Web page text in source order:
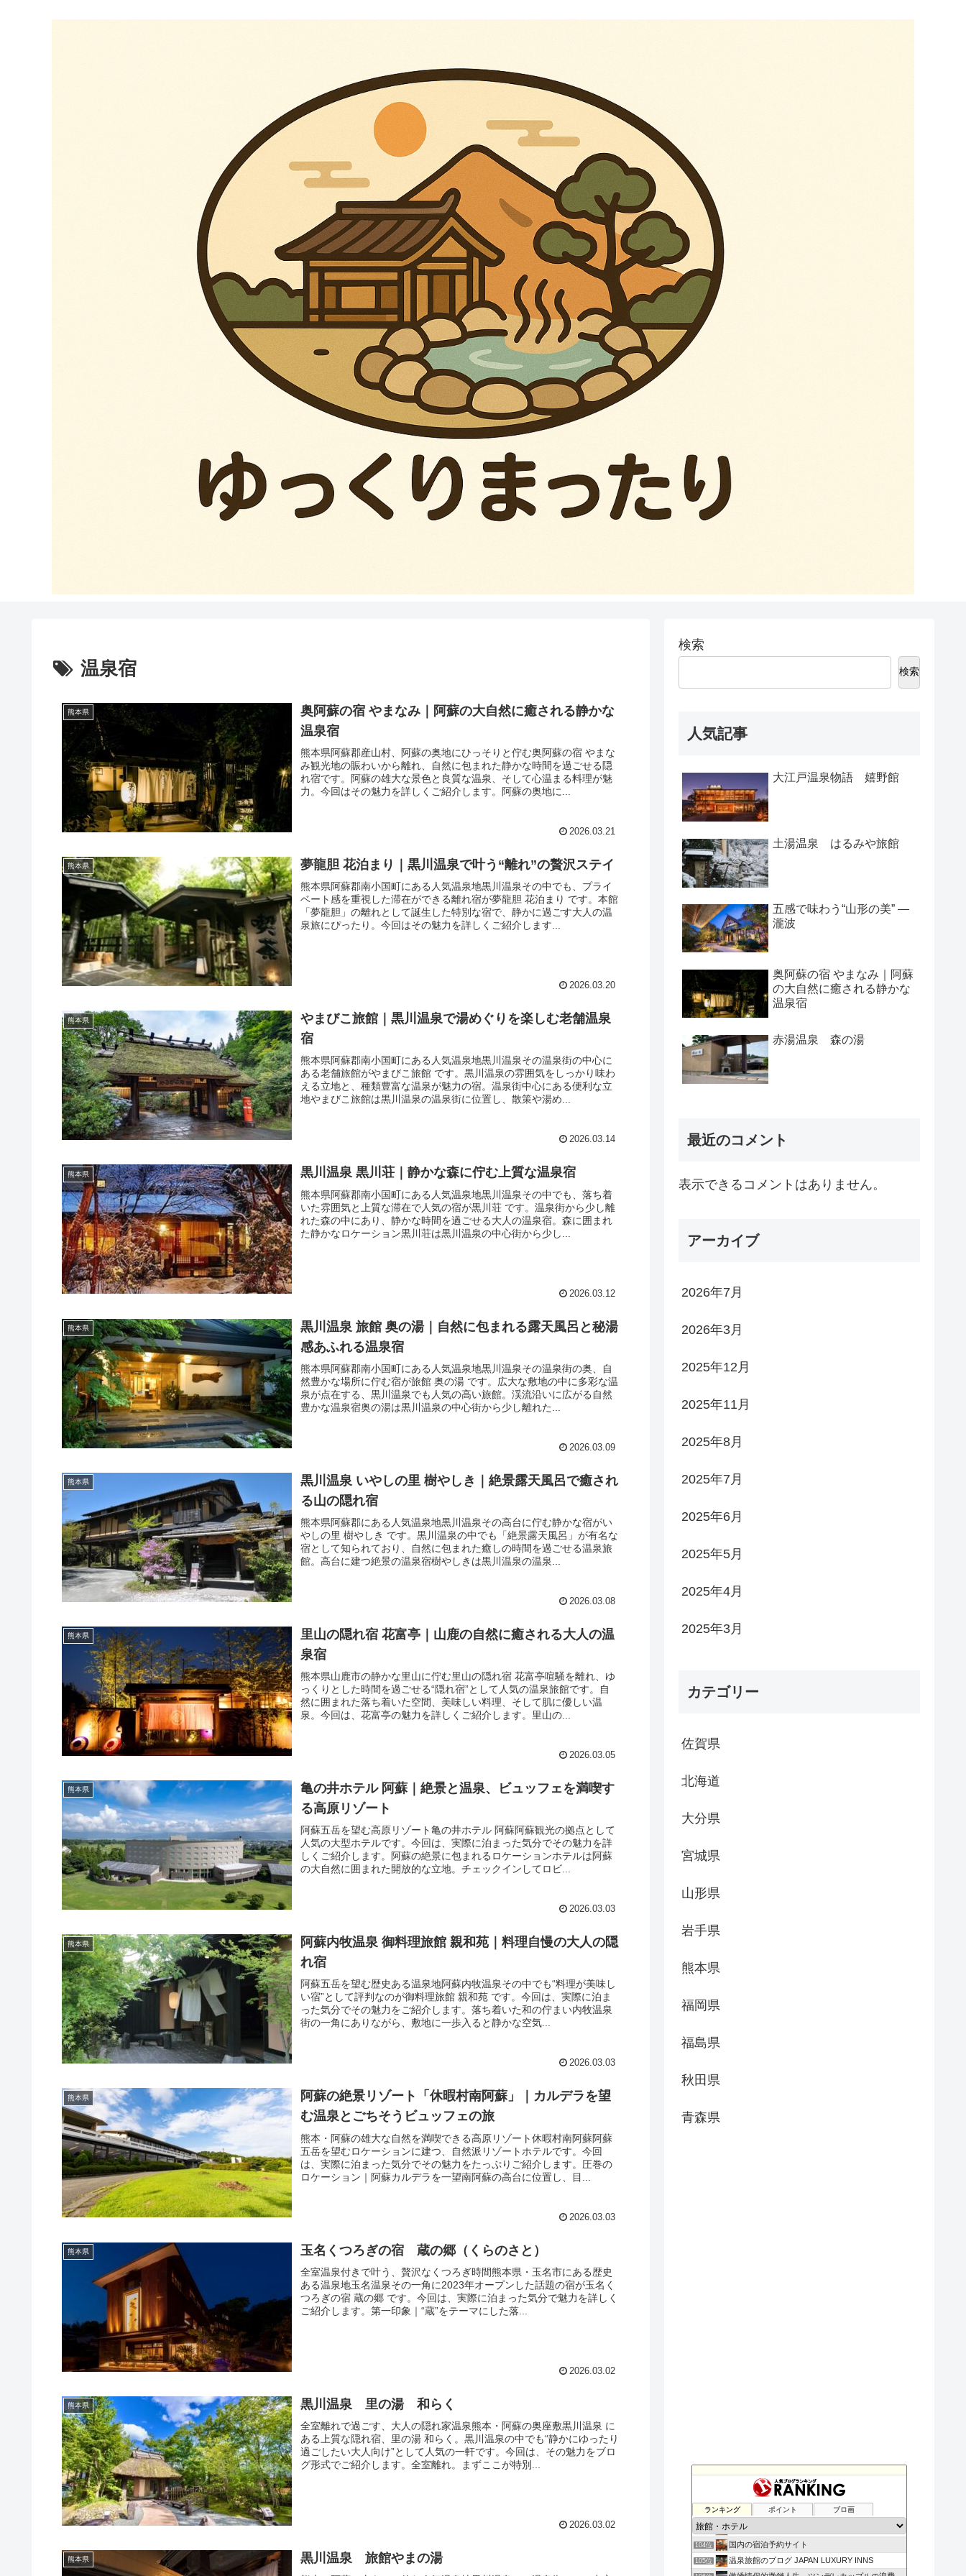
温泉宿
熊本県
奥阿蘇の宿 やまなみ｜阿蘇の大自然に癒される静かな
温泉宿
熊本県阿蘇郡産山村、阿蘇の奥地にひっそりと佇む奥阿蘇の宿 やまな
み観光地の賑わいから離れ、自然に包まれた静かな時間を過ごせる隠
れ宿です。阿蘇の雄大な景色と良質な温泉、そして心温まる料理が魅
力。今回はその魅力を詳しくご紹介します。阿蘇の奥地に...
2026.03.21
熊本県 夢龍胆 花泊まり｜黒川温泉で叶う“離れ”の贅沢ステイ
熊本県阿蘇郡南小国町にある人気温泉地黒川温泉その中でも、プライ
ベート感を重視した滞在ができる離れ宿が夢龍胆 花泊まり です。本館
「夢龍胆」の離れとして誕生した特別な宿で、静かに過ごす大人の温
泉旅にぴったり。今回はその魅力を詳しくご紹介します...
2026.03.20
熊本県
やまびこ旅館｜黒川温泉で湯めぐりを楽しむ老舗温泉
宿
熊本県阿蘇郡南小国町にある人気温泉地黒川温泉その温泉街の中心に
ある老舗旅館がやまびこ旅館 です。黒川温泉の雰囲気をしっかり味わ
える立地と、種類豊富な温泉が魅力の宿。温泉街中心にある便利な立
地やまびこ旅館は黒川温泉の温泉街に位置し、散策や湯め...
2026.03.14
熊本県 黒川温泉 黒川荘｜静かな森に佇む上質な温泉宿
熊本県阿蘇郡南小国町にある人気温泉地黒川温泉その中でも、落ち着
いた雰囲気と上質な滞在で人気の宿が黒川荘 です。温泉街から少し離
れた森の中にあり、静かな時間を過ごせる大人の温泉宿。森に囲まれ
た静かなロケーション黒川荘は黒川温泉の中心街から少し...
2026.03.12
熊本県
黒川温泉 旅館 奥の湯｜自然に包まれる露天風呂と秘湯
感あふれる温泉宿
熊本県阿蘇郡南小国町にある人気温泉地黒川温泉その温泉街の奥、自
然豊かな場所に佇む宿が旅館 奥の湯 です。広大な敷地の中に多彩な温
泉が点在する、黒川温泉でも人気の高い旅館。渓流沿いに広がる自然
豊かな温泉宿奥の湯は黒川温泉の中心街から少し離れた...
2026.03.09
熊本県
黒川温泉 いやしの里 樹やしき｜絶景露天風呂で癒され
る山の隠れ宿
熊本県阿蘇郡にある人気温泉地黒川温泉その高台に佇む静かな宿がい
やしの里 樹やしき です。黒川温泉の中でも「絶景露天風呂」が有名な
宿として知られており、自然に包まれた癒しの時間を過ごせる温泉旅
館。高台に建つ絶景の温泉宿樹やしきは黒川温泉の温泉...
2026.03.08
熊本県
里山の隠れ宿 花富亭｜山鹿の自然に癒される大人の温
泉宿
熊本県山鹿市の静かな里山に佇む里山の隠れ宿 花富亭喧騒を離れ、ゆ
っくりとした時間を過ごせる“隠れ宿”として人気の温泉旅館です。自
然に囲まれた落ち着いた空間、美味しい料理、そして肌に優しい温
泉。今回は、花富亭の魅力を詳しくご紹介します。里山の...
2026.03.05
熊本県
亀の井ホテル 阿蘇｜絶景と温泉、ビュッフェを満喫す
る高原リゾート
阿蘇五岳を望む高原リゾート亀の井ホテル 阿蘇阿蘇観光の拠点として
人気の大型ホテルです。今回は、実際に泊まった気分でその魅力を詳
しくご紹介します。阿蘇の絶景に包まれるロケーションホテルは阿蘇
の大自然に囲まれた開放的な立地。チェックインしてロビ...
2026.03.03
熊本県
阿蘇内牧温泉 御料理旅館 親和苑｜料理自慢の大人の隠
れ宿
阿蘇五岳を望む歴史ある温泉地阿蘇内牧温泉その中でも“料理が美味し
い宿”として評判なのが御料理旅館 親和苑 です。今回は、実際に泊ま
った気分でその魅力をご紹介します。落ち着いた和の佇まい内牧温泉
街の一角にありながら、敷地に一歩入ると静かな空気...
2026.03.03
熊本県
阿蘇の絶景リゾート「休暇村南阿蘇」｜カルデラを望
む温泉とごちそうビュッフェの旅
熊本・阿蘇の雄大な自然を満喫できる高原リゾート休暇村南阿蘇阿蘇
五岳を望むロケーションに建つ、自然派リゾートホテルです。今回
は、実際に泊まった気分でその魅力をたっぷりご紹介します。圧巻の
ロケーション｜阿蘇カルデラを一望南阿蘇の高台に位置し、目...
2026.03.03
熊本県 玉名くつろぎの宿 蔵の郷（くらのさと）
全室温泉付きで叶う、贅沢なくつろぎ時間熊本県・玉名市にある歴史
ある温泉地玉名温泉その一角に2023年オープンした話題の宿が玉名く
つろぎの宿 蔵の郷 です。今回は、実際に泊まった気分で魅力を詳しく
ご紹介します。第一印象｜“蔵”をテーマにした落...
2026.03.02
熊本県 黒川温泉 里の湯 和らく
全室離れで過ごす、大人の隠れ家温泉熊本・阿蘇の奥座敷黒川温泉 に
ある上質な隠れ宿、里の湯 和らく。黒川温泉の中でも“静かにゆったり
過ごしたい大人向け”として人気の一軒です。今回は、その魅力をブロ
グ形式でご紹介します。全室離れ。まずここが特別...
2026.03.02
熊本県 黒川温泉 旅館やまの湯
検索
検索
人気記事
大江戸温泉物語 嬉野館
土湯温泉 はるみや旅館
五感で味わう“山形の美” ―
瀧波
奥阿蘇の宿 やまなみ｜阿蘇
の大自然に癒される静かな
温泉宿
赤湯温泉 森の湯
最近のコメント
表示できるコメントはありません。
アーカイブ
2026年7月
2026年3月
2025年12月
2025年11月
2025年8月
2025年7月
2025年6月
2025年5月
2025年4月
2025年3月
カテゴリー
佐賀県
北海道
大分県
宮城県
山形県
岩手県
熊本県
福岡県
福島県
秋田県
青森県
ランキング ポイント ブロ画
Beginner Mileage
F. MIKA（藤原美香）の楽天さんのショッピングを楽しむ！
102位 日本全国温泉地マップ データベース
103位 温泉行こか
104位 国内の宿泊予約サイト
105位 温泉旅館のブログ JAPAN LUXURY INNS